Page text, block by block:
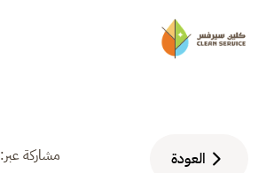
العودة مشاركة عبر: